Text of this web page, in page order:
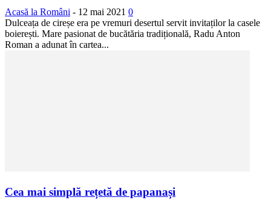
Acasă la Români - 12 mai 2021 0
Dulceața de cireșe era pe vremuri desertul servit invitaților la casele
boierești. Mare pasionat de bucătăria tradițională, Radu Anton
Roman a adunat în cartea...
Cea mai simplă rețetă de papanași